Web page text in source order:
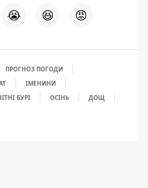
😭 😆 😡
ПРОГНОЗ ПОГОДИ
ІМЕНИНИ
БУРІ ОСІНЬ
ДОЩ